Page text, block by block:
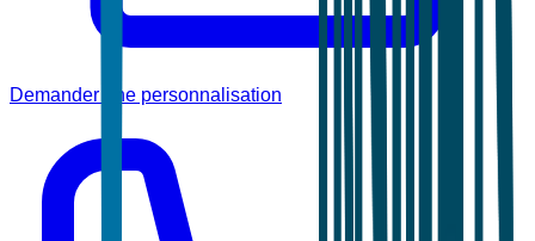
Demander une personnalisation